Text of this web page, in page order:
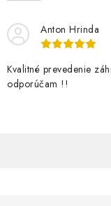
Anton Hrinda
Kvalitné prevedenie
odporúčam !!